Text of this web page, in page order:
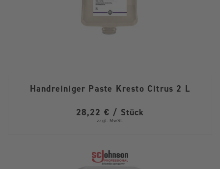
Handreiniger Paste Kresto Citrus 2 L
28,22 € / Stück
zzgl. MwSt.